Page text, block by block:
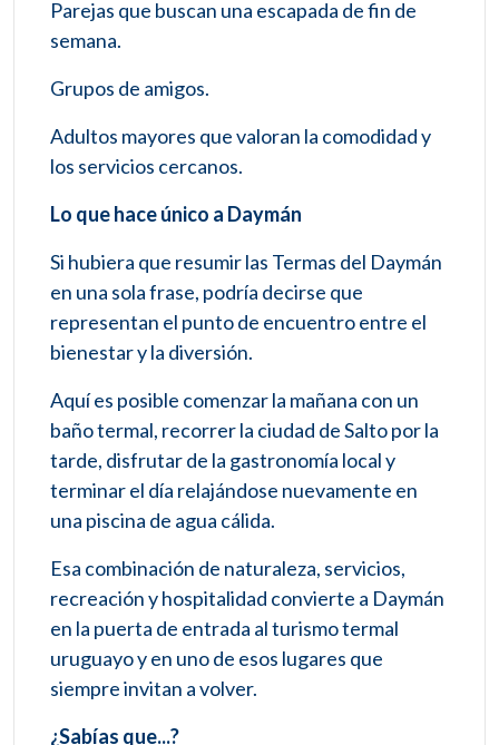
Parejas que buscan una escapada de fin de
semana.
Grupos de amigos.
Adultos mayores que valoran la comodidad y
los servicios cercanos.
Lo que hace único a Daymán
Si hubiera que resumir las Termas del Daymán
en una sola frase, podría decirse que
representan el punto de encuentro entre el
bienestar y la diversión.
Aquí es posible comenzar la mañana con un
baño termal, recorrer la ciudad de Salto por la
tarde, disfrutar de la gastronomía local y
terminar el día relajándose nuevamente en
una piscina de agua cálida.
Esa combinación de naturaleza, servicios,
recreación y hospitalidad convierte a Daymán
en la puerta de entrada al turismo termal
uruguayo y en uno de esos lugares que
siempre invitan a volver.
¿Sabías que...?